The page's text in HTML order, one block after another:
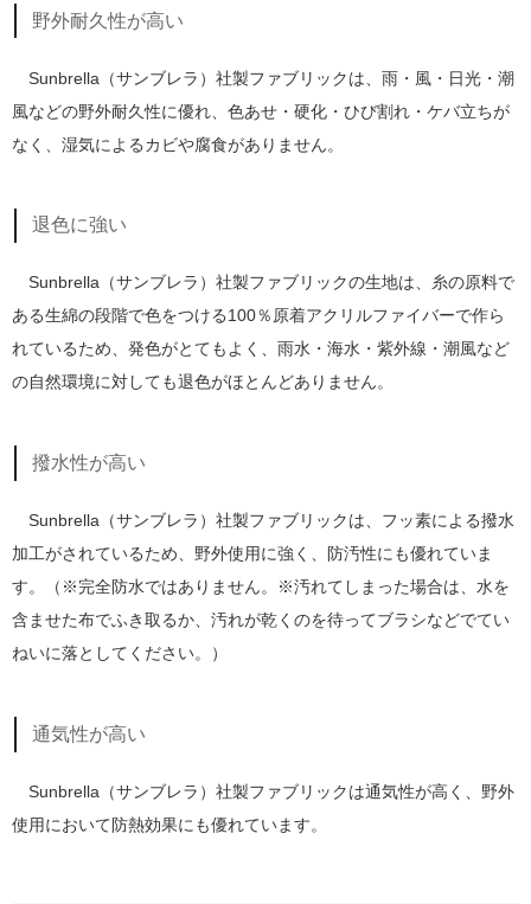
野外耐久性が高い
Sunbrella（サンブレラ）社製ファブリックは、雨・風・日光・潮
風などの野外耐久性に優れ、色あせ・硬化・ひび割れ・ケバ立ちが
なく、湿気によるカビや腐食がありません。
退色に強い
Sunbrella（サンブレラ）社製ファブリックの生地は、糸の原料で
ある生綿の段階で色をつける100％原着アクリルファイバーで作ら
れているため、発色がとてもよく、雨水・海水・紫外線・潮風など
の自然環境に対しても退色がほとんどありません。
撥水性が高い
Sunbrella（サンブレラ）社製ファブリックは、フッ素による撥水
加工がされているため、野外使用に強く、防汚性にも優れていま
す。（※完全防水ではありません。※汚れてしまった場合は、水を
含ませた布でふき取るか、汚れが乾くのを待ってブラシなどでてい
ねいに落としてください。）
通気性が高い
Sunbrella（サンブレラ）社製ファブリックは通気性が高く、野外
使用において防熱効果にも優れています。